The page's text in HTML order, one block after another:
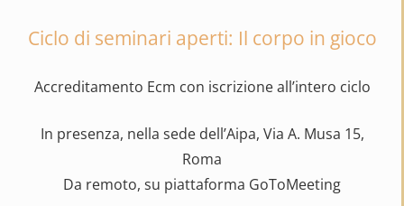
Ciclo di seminari aperti: Il corpo in gioco
Accreditamento Ecm con iscrizione all’intero ciclo
In presenza, nella sede dell’Aipa, Via A. Musa 15,
Roma
Da remoto, su piattaforma GoToMeeting